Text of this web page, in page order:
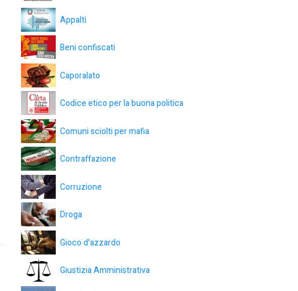
Appalti
Beni confiscati
Caporalato
Codice etico per la buona politica
Comuni sciolti per mafia
Contraffazione
Corruzione
Droga
Gioco d'azzardo
Giustizia Amministrativa